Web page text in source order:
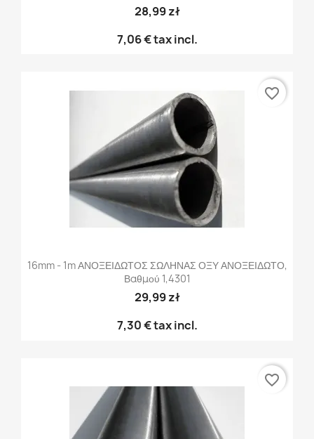
28,99 zł
7,06 €tax incl.
16mm - 1m ΑΝΟΞΕΙΔΩΤΟΣ ΣΩΛΗΝΑΣ ΟΞΥ ΑΝΟΞΕΙΔΩΤΟ,
Βαθμού 1,4301
29,99 zł
7,30 €tax incl.
favorite_border
favorite_border